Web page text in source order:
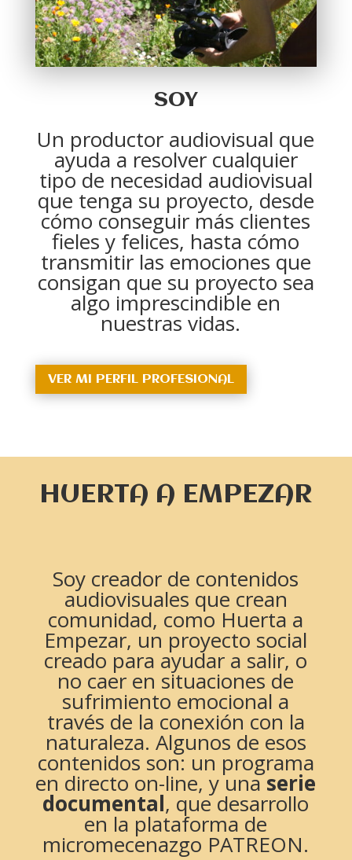
SOY
Un productor audiovisual que
ayuda a resolver cualquier
tipo de necesidad audiovisual
que tenga su proyecto, desde
cómo conseguir más clientes
fieles y felices, hasta cómo
transmitir las emociones que
consigan que su proyecto sea
algo imprescindible en
nuestras vidas.
VER MI PERFIL PROFESIONAL
HUERTA A EMPEZAR
Soy creador de contenidos
audiovisuales que crean
comunidad, como Huerta a
Empezar, un proyecto social
creado para ayudar a salir, o
no caer en situaciones de
sufrimiento emocional a
través de la conexión con la
naturaleza. Algunos de esos
contenidos son: un programa
en directo on-line, y unaserie
documental, que desarrollo
en la plataforma de
micromecenazgo PATREON.